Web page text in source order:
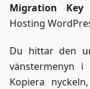
Migration Key
Hosting
Du hittar den
vänstermenyn i
Kopiera